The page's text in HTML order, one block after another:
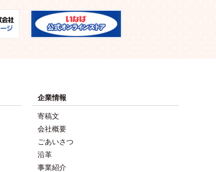
企業情報
寄稿文
会社概要
ごあいさつ
沿革
事業紹介